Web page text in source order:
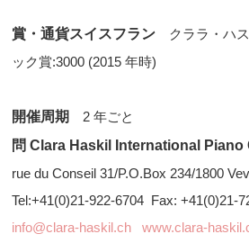
賞・通貨スイスフラン クララ・ハス
ック賞:3000 (2015 年時)
開催周期
2 年ごと
問 Clara Haskil International Piano
rue du Conseil 31/P.O.Box 234/1800
Tel:+41(0)21-922-6704 Fax: +41(0)21-
info@clara-haskil.ch
www.clara-